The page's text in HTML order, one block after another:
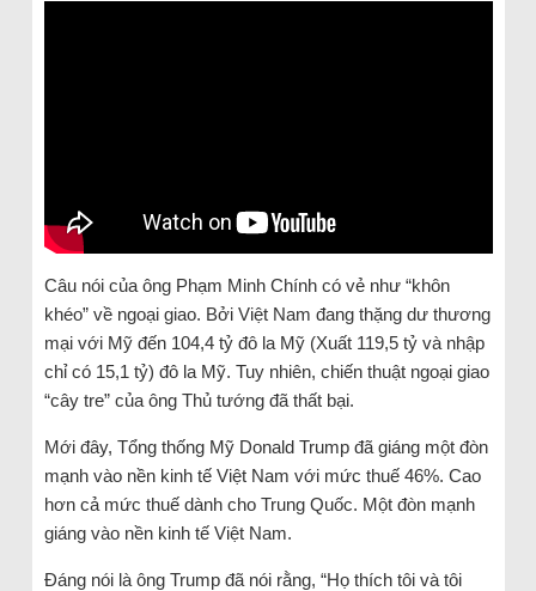
Câu nói của ông Phạm Minh Chính có vẻ như “khôn
khéo” về ngoại giao. Bởi Việt Nam đang thặng dư thương
mại với Mỹ đến 104,4 tỷ đô la Mỹ (Xuất 119,5 tỷ và nhập
chỉ có 15,1 tỷ) đô la Mỹ. Tuy nhiên, chiến thuật ngoại giao
“cây tre” của ông Thủ tướng đã thất bại.
Mới đây, Tổng thống Mỹ Donald Trump đã giáng một đòn
mạnh vào nền kinh tế Việt Nam với mức thuế 46%. Cao
hơn cả mức thuế dành cho Trung Quốc. Một đòn mạnh
giáng vào nền kinh tế Việt Nam.
Đáng nói là ông Trump đã nói rằng, “Họ thích tôi và tôi